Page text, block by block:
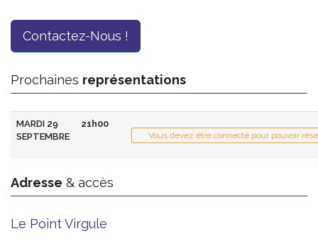
Contactez-Nous !
Prochaines représentations
MARDI 29
SEPTEMBRE
21h00
Vous devez être connecté pour pouvoir
Adresse & accès
Le Point Virgule